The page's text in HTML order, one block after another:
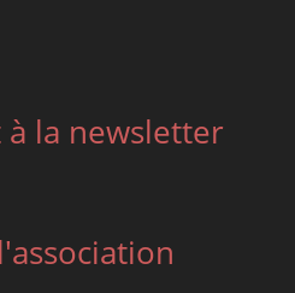
la newsletter